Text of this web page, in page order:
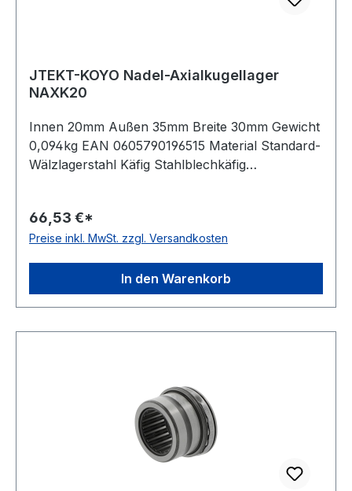
JTEKT-KOYO Nadel-Axialkugellager
NAXK20
Innen 20mm Außen 35mm Breite 30mm Gewicht
0,094kg EAN 0605790196515 Material Standard-
Wälzlagerstahl Käfig Stahlblechkäfig
Toleranzklasse Toleranzklasse P0/PN bzw.
ABEC 1
66,53 €*
Preise inkl. MwSt. zzgl. Versandkosten
In den Warenkorb